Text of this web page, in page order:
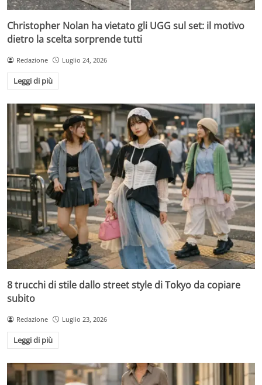
Christopher Nolan ha vietato gli UGG sul set: il motivo
dietro la scelta sorprende tutti
Redazione Luglio 24, 2026
Leggi di più
8 trucchi di stile dallo street style di Tokyo da copiare
subito
Redazione Luglio 23, 2026
Leggi di più